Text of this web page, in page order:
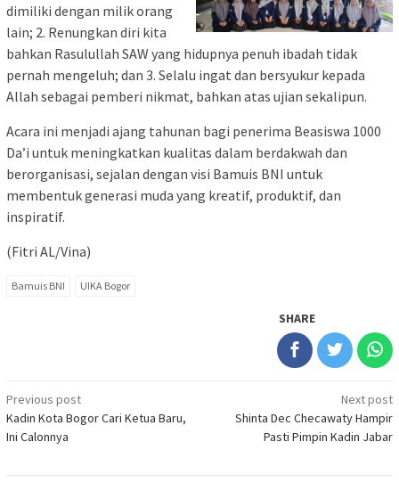
dimiliki dengan milik orang
lain; 2. Renungkan diri kita
bahkan Rasulullah SAW yang hidupnya penuh ibadah tidak
pernah mengeluh; dan 3. Selalu ingat dan bersyukur kepada
Allah sebagai pemberi nikmat, bahkan atas ujian sekalipun.
Acara ini menjadi ajang tahunan bagi penerima Beasiswa 1000
Da’i untuk meningkatkan kualitas dalam berdakwah dan
berorganisasi, sejalan dengan visi Bamuis BNI untuk
membentuk generasi muda yang kreatif, produktif, dan
inspiratif.
(Fitri AL/Vina)
Bamuis BNI UIKA Bogor
SHARE
Post
navigation
Previous post
Kadin Kota Bogor Cari Ketua Baru,
Ini Calonnya
Next post
Shinta Dec Checawaty Hampir
Pasti Pimpin Kadin Jabar